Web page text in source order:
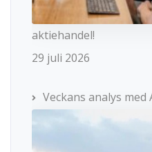
aktiehandel!
29 juli 2026
Veckans analys med